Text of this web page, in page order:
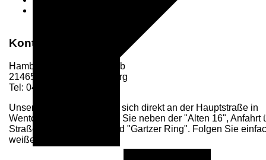
Kontakt / Anfahrt
Hamburger Landstraße 28b
21465 Wentorf bei Hamburg
Tel: 040 - 720 43 16
Unser Restaurant befindet sich direkt an der Hauptstraße in
Wentorf. Parkplätze finden Sie neben der "Alten 16", Anfahrt
Straße "An der Wache" und "Gartzer Ring". Folgen Sie
weißen Hinweisschildern.